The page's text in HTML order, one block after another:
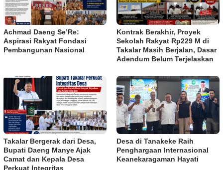
Achmad Daeng Se’Re:
Aspirasi Rakyat Fondasi
Pembangunan Nasional
Kontrak Berakhir, Proyek
Sekolah Rakyat Rp229 M di
Takalar Masih Berjalan, Dasar
Adendum Belum Terjelaskan
Takalar Bergerak dari Desa,
Bupati Daeng Manye Ajak
Camat dan Kepala Desa
Perkuat Integritas
Desa di Tanakeke Raih
Penghargaan Internasional
Keanekaragaman Hayati